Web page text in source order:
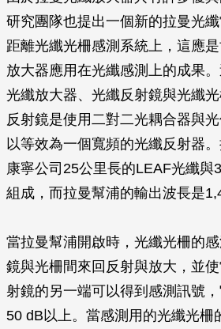
研究團隊也提出一個新的拉曼光
距離光纖光柵感測系統上，這應
放大器應用在光纖感測上的成果
光纖放大器、光纖反射鏡與光纖
反射鏡是使用二對二光耦合器與
以等效為一個寬頻的光纖反射器
康寧公司25公里長的LEAF光纖與
組成，而拉曼幫浦的輸出波長是
當拉曼幫浦開啟時，光纖光柵的
鏡與光柵間來回反射與放大，並
射鏡的另一端可以得到感測訊號
50 dB以上。當感測用的光纖光柵